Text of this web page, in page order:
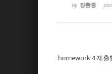
by 장환중
homework 4 제출
스케치북5
스케치북5